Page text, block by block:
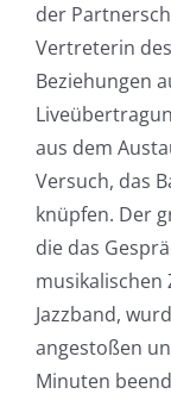
der
Vertreterin
Beziehungen
aus dem
Versuch, das
knüpfen. Der
die das
musikalischen
Jazzband,
angestoßen
Minuten